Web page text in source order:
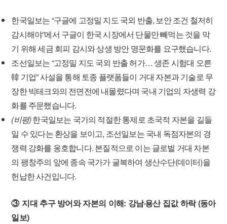
한국일보는 “구글에 고정밀 지도 국외 반출, 보안 조건 철저히
감시해야”에서 구글이 한국 시장에서 단물만 빼먹는 것을 막
기 위해 세금 회피 감시와 상생 방안 명문화를 요구했습니다.
조선일보는 “고정밀 지도 국외 반출 허가… 생존 시험대 오른
韓 기업” 사설을 통해 토종 플랫폼들이 거대 자본과 기술로 무
장한 빅테크와의 전면전에 내몰렸다며 국내 기업의 자생력 강
화를 주문했습니다.
(비평)한국일보는 국가의 적절한 통제로 초국적 자본을 길들
일 수 있다는 환상을 보이고, 조선일보는 국내 독점자본의 경
쟁력 강화를 옹호합니다. 본질적으로 이는 글로벌 거대 자본
의 팽창주의 앞에 종속 국가가 굴복하여 생산수단(데이터)을
헌납한 사건입니다.
③ 지대 추구 방어와 자본의 이해: 강남·용산 집값 하락 (동아
일보)